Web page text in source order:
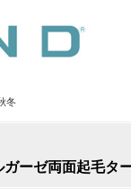
冬
ガーゼ両面起毛タ